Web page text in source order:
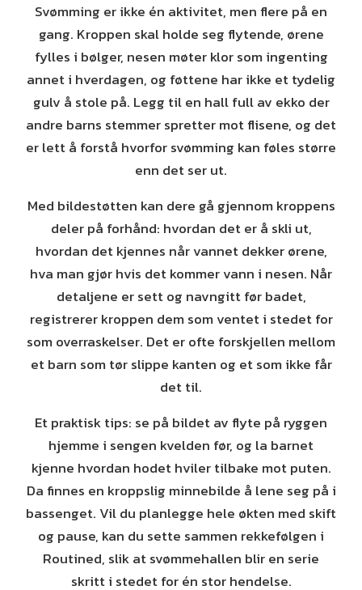
Svømming er ikke én aktivitet, men flere på en
gang. Kroppen skal holde seg flytende, ørene
fylles i bølger, nesen møter klor som ingenting
annet i hverdagen, og føttene har ikke et tydelig
gulv å stole på. Legg til en hall full av ekko der
andre barns stemmer spretter mot flisene, og det
er lett å forstå hvorfor svømming kan føles større
enn det ser ut.
Med bildestøtten kan dere gå gjennom kroppens
deler på forhånd: hvordan det er å skli ut,
hvordan det kjennes når vannet dekker ørene,
hva man gjør hvis det kommer vann i nesen. Når
detaljene er sett og navngitt før badet,
registrerer kroppen dem som ventet i stedet for
som overraskelser. Det er ofte forskjellen mellom
et barn som tør slippe kanten og et som ikke får
det til.
Et praktisk tips: se på bildet av flyte på ryggen
hjemme i sengen kvelden før, og la barnet
kjenne hvordan hodet hviler tilbake mot puten.
Da finnes en kroppslig minnebilde å lene seg på i
bassenget. Vil du planlegge hele økten med skift
og pause, kan du sette sammen rekkefølgen i
Routined, slik at svømmehallen blir en serie
skritt i stedet for én stor hendelse.